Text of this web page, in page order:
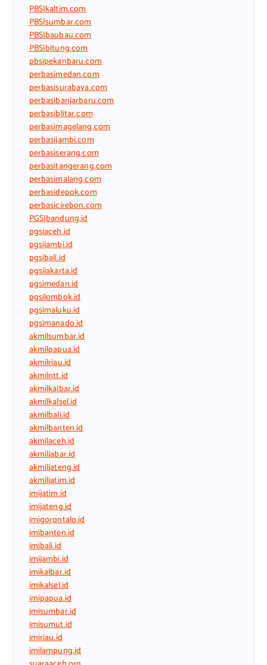
PBSIkaltim.com
PBSIsumbar.com
PBSIbaubau.com
PBSIbitung.com
pbsipekanbaru.com
perbasimedan.com
perbasisurabaya.com
perbasibanjarbaru.com
perbasiblitar.com
perbasimagelang.com
perbasijambi.com
perbasiserang.com
perbasitangerang.com
perbasimalang.com
perbasidepok.com
perbasicirebon.com
PGSIbandung.id
pgsiaceh.id
pgsijambi.id
pgsibali.id
pgsijakarta.id
pgsimedan.id
pgsilombok.id
pgsimaluku.id
pgsimanado.id
akmilsumbar.id
akmilpapua.id
akmilriau.id
akmilntt.id
akmilkalbar.id
akmilkalsel.id
akmilbali.id
akmilbanten.id
akmilaceh.id
akmiljabar.id
akmiljateng.id
akmiljatim.id
imijatim.id
imijateng.id
imigorontalo.id
imibanten.id
imibali.id
imijambi.id
imikalbar.id
imikalsel.id
imipapua.id
imisumbar.id
imisumut.id
imiriau.id
imilampung.id